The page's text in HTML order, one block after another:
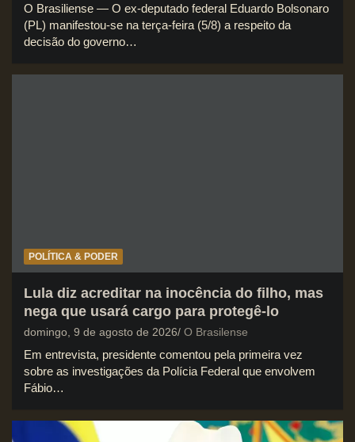
O Brasiliense — O ex-deputado federal Eduardo Bolsonaro
(PL) manifestou-se na terça-feira (5/8) a respeito da
decisão do governo…
POLÍTICA & PODER
Lula diz acreditar na inocência do filho, mas
nega que usará cargo para protegê-lo
domingo, 9 de agosto de 2026 O Brasilense
Em entrevista, presidente comentou pela primeira vez
sobre as investigações da Polícia Federal que envolvem
Fábio…